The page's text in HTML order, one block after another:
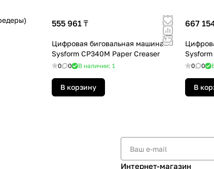
555 961 ₸
Цифровая биговальная машина
Sysform CP340M Paper Creaser
0 0 В наличии: 1
В корзину
667
0 0
В
Интернет-магазин